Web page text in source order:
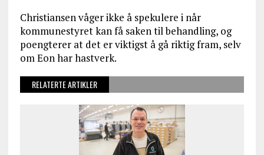
Christiansen våger ikke å spekulere i når
kommunestyret kan få saken til behandling, og
poengterer at det er viktigst å gå riktig fram, selv
om Eon har hastverk.
RELATERTE ARTIKLER